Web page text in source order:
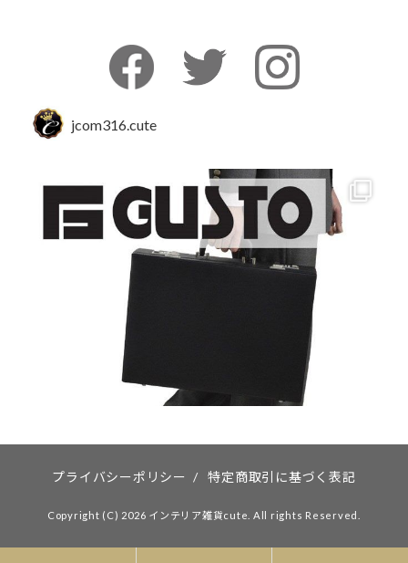
jcom316.cute
プライバシーポリシー / 特定商取引に基づく表記
Copyright (C) 2026 インテリア雑貨cute. All rights Reserved.